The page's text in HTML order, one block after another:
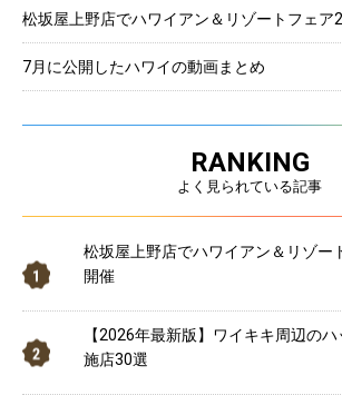
松坂屋上野店でハワイアン＆リゾートフェア
7月に公開したハワイの動画まとめ
RANKING
よく見られている記事
松坂屋上野店でハワイアン＆リゾー
開催
【2026年最新版】ワイキキ周辺の
施店30選